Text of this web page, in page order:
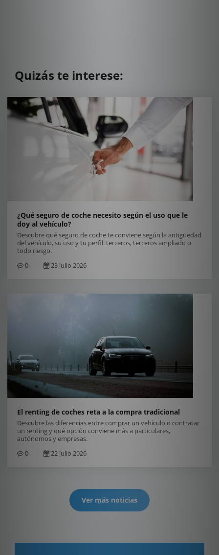
Quizás te interese:
¿Qué seguro de coche necesito según el uso que le
doy al vehículo?
Descubre qué seguro de coche te conviene según la antigüedad
del vehículo, su uso y tu perfil: terceros, terceros ampliado o
todo riesgo.
0
23 julio 2026
El renting de coches reta a la compra tradicional
Descubre las diferencias entre comprar un vehículo o contratar
un renting y qué opción conviene más a particulares,
autónomos y empresas.
0
22 julio 2026
Ver más noticias